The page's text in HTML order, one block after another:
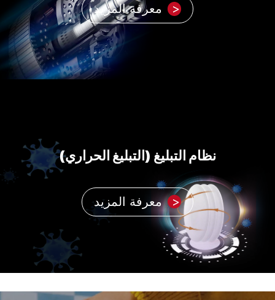
معرفة المزيد
نظام التبليغ (التبليغ الحراري)
معرفة المزيد